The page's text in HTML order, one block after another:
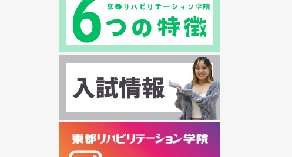
2024年06月
2024年05月
2024年04月
2024年03月
2024年01月
2023年11月
2023年10月